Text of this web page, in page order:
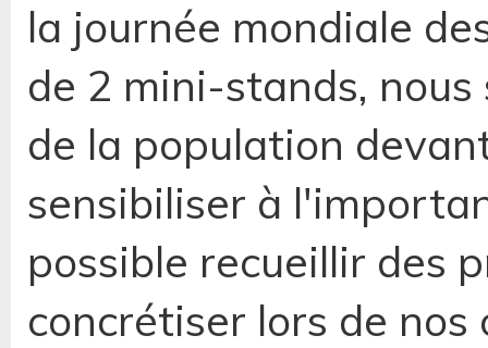
la journée mondiale
de 2 mini-stands,
de la population
sensibiliser à
possible recueillir des
concrétiser lors de